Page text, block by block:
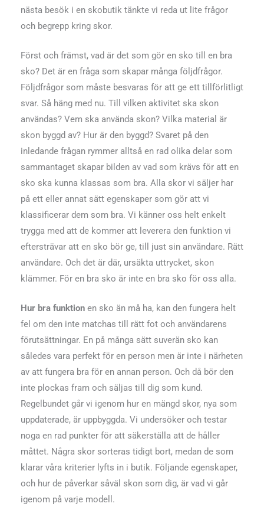
nästa besök i en skobutik tänkte vi reda ut lite frågor
och begrepp kring skor.
Först och främst, vad är det som gör en sko till en bra
sko? Det är en fråga som skapar många följdfrågor.
Följdfrågor som måste besvaras för att ge ett tillförlitligt
svar. Så häng med nu. Till vilken aktivitet ska skon
användas? Vem ska använda skon? Vilka material är
skon byggd av? Hur är den byggd? Svaret på den
inledande frågan rymmer alltså en rad olika delar som
sammantaget skapar bilden av vad som krävs för att en
sko ska kunna klassas som bra. Alla skor vi säljer har
på ett eller annat sätt egenskaper som gör att vi
klassificerar dem som bra. Vi känner oss helt enkelt
trygga med att de kommer att leverera den funktion vi
eftersträvar att en sko bör ge, till just sin användare. Rätt
användare. Och det är där, ursäkta uttrycket, skon
klämmer. För en bra sko är inte en bra sko för oss alla.
Hur bra funktion en sko än må ha, kan den fungera helt
fel om den inte matchas till rätt fot och användarens
förutsättningar. En på många sätt suverän sko kan
således vara perfekt för en person men är inte i närheten
av att fungera bra för en annan person. Och då bör den
inte plockas fram och säljas till dig som kund.
Regelbundet går vi igenom hur en mängd skor, nya som
uppdaterade, är uppbyggda. Vi undersöker och testar
noga en rad punkter för att säkerställa att de håller
måttet. Några skor sorteras tidigt bort, medan de som
klarar våra kriterier lyfts in i butik. Följande egenskaper,
och hur de påverkar såväl skon som dig, är vad vi går
igenom på varje modell.